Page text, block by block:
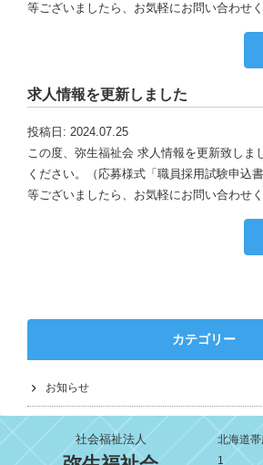
等ございましたら、お気軽にお問い合わせ
求人情報を更新しました
投稿日: 2024.07.25
この度、弥生福祉会 求人情報を更新致しま
ください。（応募様式「職員採用試験申込
等ございましたら、お気軽にお問い合わせ
カテゴリー
お知らせ
社会福祉法人
北海道
1